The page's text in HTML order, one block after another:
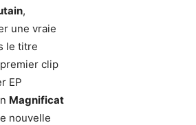
,
une vraie
le titre
clip
EP
Magnificat
nouvelle